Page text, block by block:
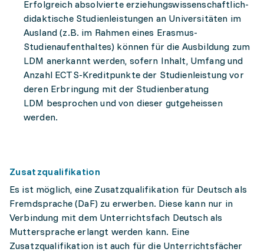
Erfolgreich absolvierte erziehungswissenschaftlich-
didaktische Studienleistungen an Universitäten im
Ausland (z.B. im Rahmen eines Erasmus-
Studienaufenthaltes) können für die Ausbildung zum
LDM anerkannt werden, sofern Inhalt, Umfang und
Anzahl ECTS-Kreditpunkte der Studienleistung vor
deren Erbringung mit der Studienberatung
LDM besprochen und von dieser gutgeheissen
werden.
Zusatzqualifikation
Es ist möglich, eine Zusatzqualifikation für Deutsch als
Fremdsprache (DaF) zu erwerben. Diese kann nur in
Verbindung mit dem Unterrichtsfach Deutsch als
Muttersprache erlangt werden kann. Eine
Zusatzqualifikation ist auch für die Unterrichtsfächer